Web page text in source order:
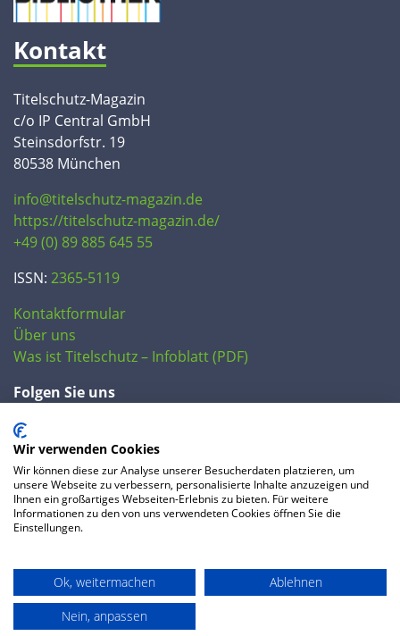
Kontakt
Titelschutz-Magazin
c/o IP Central GmbH
Steinsdorfstr. 19
80538 München
info@titelschutz-magazin.de
https://titelschutz-magazin.de/
+49 (0) 89 885 645 55
ISSN: 2365-5119
Kontaktformular
Über uns
Was ist Titelschutz – Infoblatt (PDF)
Folgen Sie uns
FAQ
Datenschutzerklärung AGB
Preise
Impressum
Wir verwenden Cookies
Wir können diese zur Analyse unserer Besucherdaten platzieren, um
unsere Webseite zu verbessern, personalisierte Inhalte anzuzeigen und
Ihnen ein großartiges Webseiten-Erlebnis zu bieten. Für weitere
Informationen zu den von uns verwendeten Cookies öffnen Sie die
Einstellungen.
Ok, weitermachen
Ablehnen
Nein, anpassen